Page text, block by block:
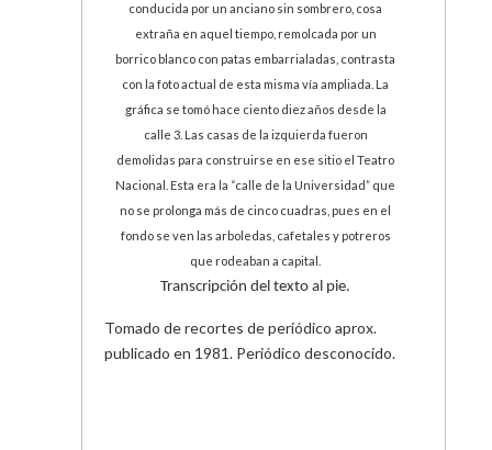
conducida por un anciano sin sombrero, cosa
extraña en aquel tiempo, remolcada por un
borrico blanco con patas embarrialadas, contrasta
con la foto actual de esta misma vía ampliada. La
gráfica se tomó hace ciento diez años desde la
calle 3. Las casas de la izquierda fueron
demolidas para construirse en ese sitio el Teatro
Nacional. Esta era la “calle de la Universidad” que
no se prolonga más de cinco cuadras, pues en el
fondo se ven las arboledas, cafetales y potreros
que rodeaban a capital.
Transcripción del texto al pie.
Tomado de recortes de periódico aprox.
publicado en 1981. Periódico desconocido.